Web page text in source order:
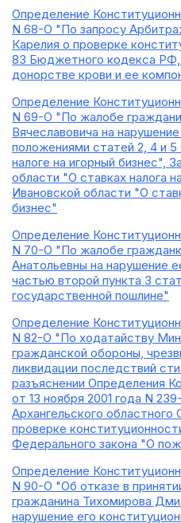
Определение
N 68-О "По запросу
Карелия о проверке
83 Бюджетного кодекса РФ,
донорстве крови и ее
Определение
N 69-О "По жалобе
Вячеславовича на
положениями статей 2, 4 и
налоге на игорный бизнес",
области "О ставках налога
Ивановской области "О
бизнес"
Определение
N 70-О "По жалобе
Анатольевны на нарушение
частью второй пункта 3
государственной пошлине"
Определение
N 82-О "По ходатайству
гражданской обороны,
ликвидации последствий
разъяснении Определения
от 13 ноября 2001 года N
Архангельского
проверке
Федерального закона "О
Определение
N 90-О "Об отказе в
гражданина Тихомирова
нарушение его